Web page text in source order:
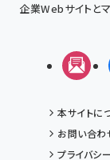
企業Webサイトと
メ
本サイトに
お問い合わ
プライバシ